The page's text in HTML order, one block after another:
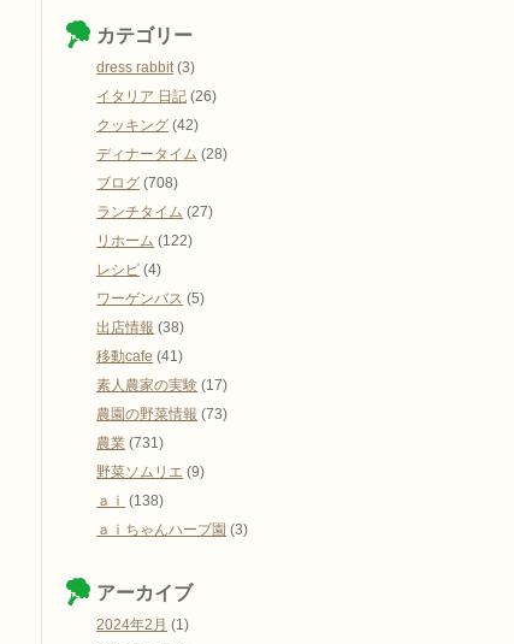
カテゴリー
dress rabbit(3)
イタリア 日記 (26)
クッキング (42)
ディナータイム (28)
ブログ (708)
ランチタイム (27)
リホーム (122)
レシピ (4)
ワーゲンバス (5)
出店情報 (38)
移動cafe (41)
素人農家の実験 (17)
農園の野菜情報 (73)
農業 (731)
野菜ソムリエ (9)
ａｉ (138)
ａｉちゃんハーブ園 (3)
アーカイブ
2024年2月 (1)